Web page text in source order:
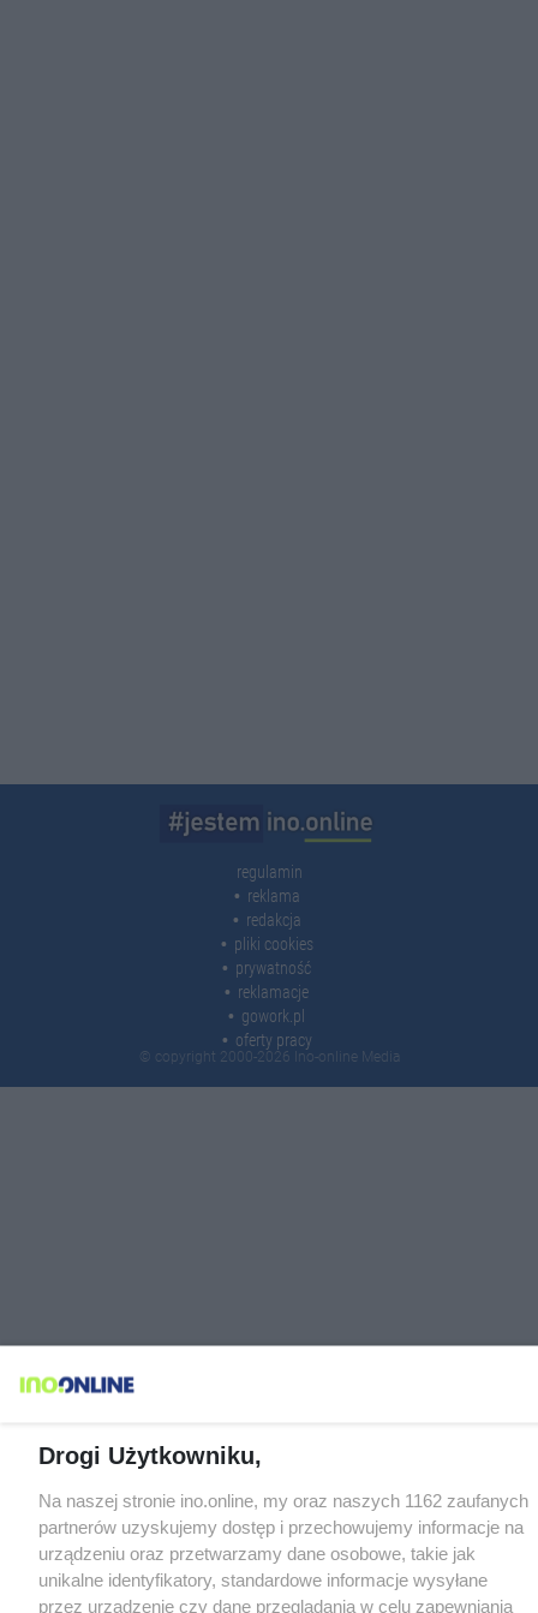
regulamin
reklama
redakcja
pliki cookies
prywatność
reklamacje
gowork.pl
oferty pracy
© copyright 2000-2026 Ino-online Media
Drogi Użytkowniku,
Na naszej stronie ino.online, my oraz naszych 1162 zaufanych
partnerów uzyskujemy dostęp i przechowujemy informacje na
urządzeniu oraz przetwarzamy dane osobowe, takie jak
unikalne identyfikatory, standardowe informacje wysyłane
przez urządzenie czy dane przeglądania w celu zapewniania